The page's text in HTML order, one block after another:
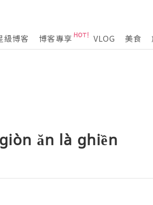
級博客 博客專享 VLOG 美食
ăn là ghiền